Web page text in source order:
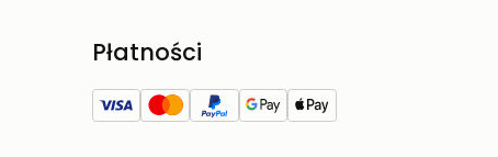
Płatności